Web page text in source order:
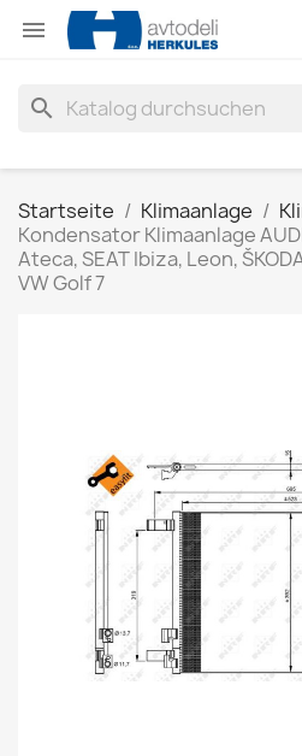

search
Startseite Klimaanlage
Kondensator Klimaanlage
Ateca, SEAT Ibiza, Leon,
VW Golf 7